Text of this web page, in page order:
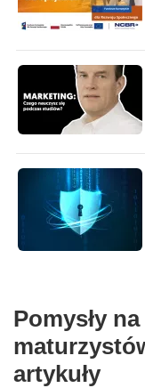
Pomysły
artykuły